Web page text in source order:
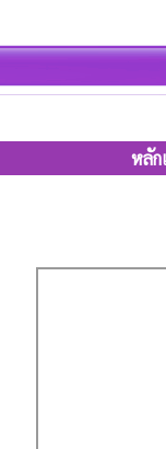
หลัก